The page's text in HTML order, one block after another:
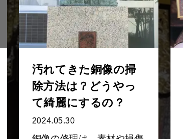
汚れてきた銅像の掃
除方法は？どうやっ
て綺麗にするの？
2024.05.30